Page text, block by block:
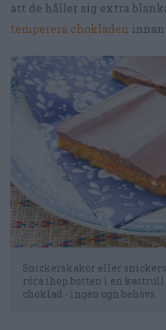
att de håller sig extra
temperera chokladen innan
Snickerskakor eller
röra ihop botten i en
choklad - ingen ugn behövs.